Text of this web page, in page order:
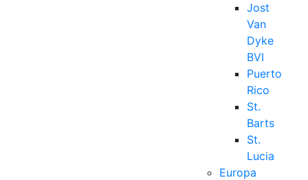
Jost
Van
Dyke
BVI
Puerto
Rico
St.
Barts
St.
Lucia
Europa